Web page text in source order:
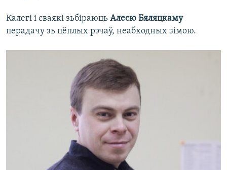
Калегі і сваякі зьбіраюць Алесю Бяляцкаму
перадачу зь цёплых рэчаў, неабходных зімою.